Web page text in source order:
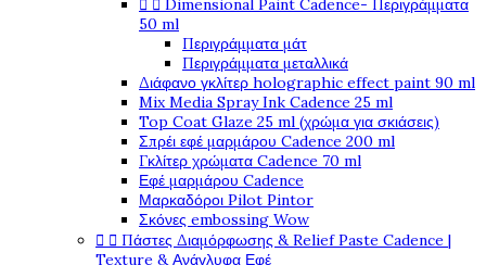
  Dimensional Paint Cadence- Περιγράμματα
50 ml
Περιγράμματα μάτ
Περιγράμματα μεταλλικά
Διάφανο γκλίτερ holographic effect paint 90 ml
Mix Media Spray Ink Cadence 25 ml
Top Coat Glaze 25 ml (χρώμα για σκιάσεις)
Σπρέι εφέ μαρμάρου Cadence 200 ml
Γκλίτερ χρώματα Cadence 70 ml
Εφέ μαρμάρου Cadence
Μαρκαδόροι Pilot Pintor
Σκόνες embossing Wow
  Πάστες Διαμόρφωσης & Relief Paste Cadence |
Texture & Ανάγλυφα Εφέ